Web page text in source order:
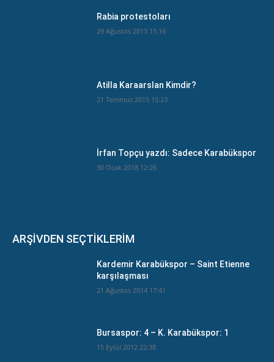
Rabia protestoları
29 Ağustos 2013 15:16
Atilla Karaarslan Kimdir?
21 Temmuz 2015 15:23
İrfan Topçu yazdı: Sadece Karabükspor
30 Ocak 2018 12:26
ARŞİVDEN SEÇTİKLERİM
Kardemir Karabükspor – Saint Etienne
karşılaşması
21 Ağustos 2014 17:41
Bursaspor: 4 – K. Karabükspor: 1
15 Eylül 2012 22:38